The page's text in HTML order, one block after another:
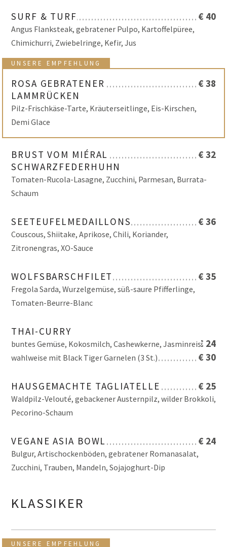
SURF & TURF
Angus Flanksteak, gebratener Pulpo, Kartoffelpüree,
Chimichurri, Zwiebelringe, Kefir, Jus
€ 40
UNSERE EMPFEHLUNG
ROSA GEBRATENER
LAMMRÜCKEN
Pilz-Frischkäse-Tarte, Kräuterseitlinge, Eis-Kirschen,
Demi Glace
€ 38
BRUST VOM MIÉRAL
SCHWARZFEDERHUHN
Tomaten-Rucola-Lasagne, Zucchini, Parmesan, Burrata-
Schaum
€ 32
SEETEUFELMEDAILLONS
Couscous, Shiitake, Aprikose, Chili, Koriander,
Zitronengras, XO-Sauce
€ 36
WOLFSBARSCHFILET
Fregola Sarda, Wurzelgemüse, süß-saure Pfifferlinge,
Tomaten-Beurre-Blanc
€ 35
THAI-CURRY
buntes Gemüse, Kokosmilch, Cashewkerne, Jasminreis€ 24
wahlweise mit Black Tiger Garnelen (3 St.) € 30
HAUSGEMACHTE TAGLIATELLE
Waldpilz-Velouté, gebackener Austernpilz, wilder Brokkoli,
Pecorino-Schaum
€ 25
VEGANE ASIA BOWL
Bulgur, Artischockenböden, gebratener Romanasalat,
Zucchini, Trauben, Mandeln, Sojajoghurt-Dip
€ 24
KLASSIKER
UNSERE EMPFEHLUNG